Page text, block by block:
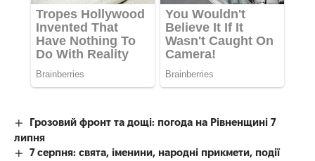
Грозовий фронт та дощі: погода на Рівненщині 7
липня
7 серпня: свята, іменини, народні прикмети, події